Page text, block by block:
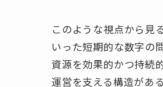
このような視点から見
いった短期的な数字の
資源を効果的かつ持続
運営を支える構造があ